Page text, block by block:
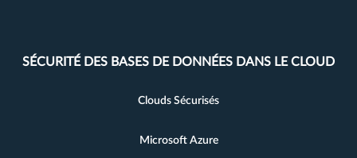
SÉCURITÉ DES BASES DE DONNÉES DANS LE CLOUD
Clouds Sécurisés
Microsoft Azure